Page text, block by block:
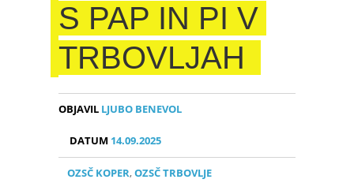
S PAP IN PI V
TRBOVLJAH
OBJAVIL LJUBO BENEVOL
DATUM 14.09.2025
OZSČ KOPER,OZSČ TRBOVLJE